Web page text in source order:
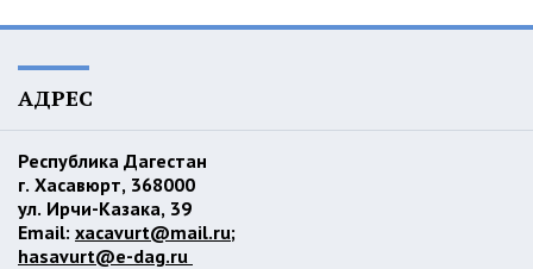
АДРЕС
Республика Дагестан
г. Хасавюрт, 368000
ул. Ирчи-Казака, 39
Email: xacavurt@mail.ru;
hasavurt@e-dag.ru